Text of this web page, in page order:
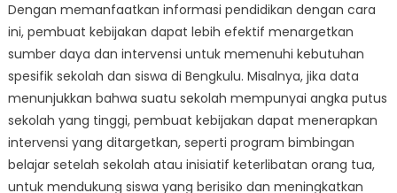
Dengan memanfaatkan informasi pendidikan dengan cara
ini, pembuat kebijakan dapat lebih efektif menargetkan
sumber daya dan intervensi untuk memenuhi kebutuhan
spesifik sekolah dan siswa di Bengkulu. Misalnya, jika data
menunjukkan bahwa suatu sekolah mempunyai angka putus
sekolah yang tinggi, pembuat kebijakan dapat menerapkan
intervensi yang ditargetkan, seperti program bimbingan
belajar setelah sekolah atau inisiatif keterlibatan orang tua,
untuk mendukung siswa yang berisiko dan meningkatkan